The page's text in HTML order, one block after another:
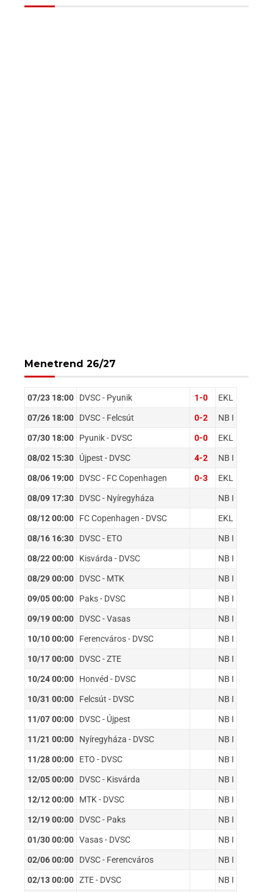
Menetrend 26/27
07/23 18:00 DVSC - Pyunik 1-0 EKL
07/26 18:00 DVSC - Felcsút 0-2 NB I
07/30 18:00 Pyunik - DVSC 0-0 EKL
08/02 15:30 Újpest - DVSC 4-2 NB I
08/06 19:00 DVSC - FC Copenhagen 0-3 EKL
08/09 17:30 DVSC - Nyíregyháza NB I
08/12 00:00 FC Copenhagen - DVSC EKL
08/16 16:30 DVSC - ETO NB I
08/22 00:00 Kisvárda - DVSC NB I
08/29 00:00 DVSC - MTK NB I
09/05 00:00 Paks - DVSC NB I
09/19 00:00 DVSC - Vasas NB I
10/10 00:00 Ferencváros - DVSC NB I
10/17 00:00 DVSC - ZTE NB I
10/24 00:00 Honvéd - DVSC NB I
10/31 00:00 Felcsút - DVSC NB I
11/07 00:00 DVSC - Újpest NB I
11/21 00:00 Nyíregyháza - DVSC NB I
11/28 00:00 ETO - DVSC NB I
12/05 00:00 DVSC - Kisvárda NB I
12/12 00:00 MTK - DVSC NB I
12/19 00:00 DVSC - Paks NB I
01/30 00:00 Vasas - DVSC NB I
02/06 00:00 DVSC - Ferencváros NB I
02/13 00:00 ZTE - DVSC NB I